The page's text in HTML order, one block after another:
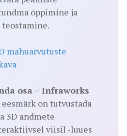
õppimine ja
mahuarvutuste
osa – Infraworks
eesmärk on tutvustada
3D andmete
viisil -luues